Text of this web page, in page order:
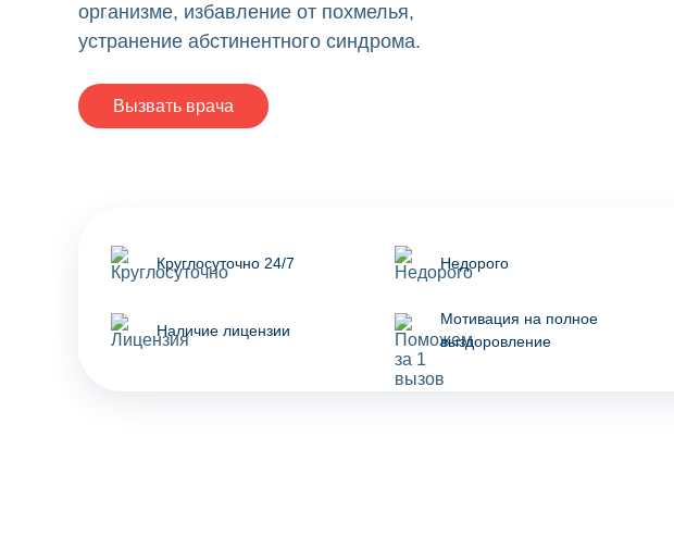
организме, избавление от похмелья,
устранение абстинентного синдрома.
Вызвать врача
Круглосуточно 24/7 Недорого
Наличие лицензии
Мотивация на полное
выздоровление